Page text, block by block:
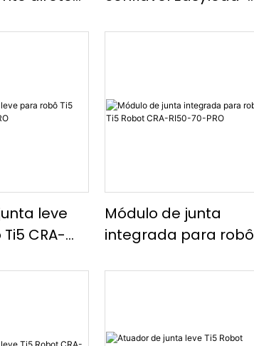
e
por drones
leve
CRA-
Módulo de junta
integrada para robô
70-PRO